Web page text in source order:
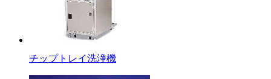
チップトレイ洗浄機